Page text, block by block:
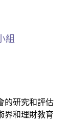
組
的研究和評估
界和理財教育